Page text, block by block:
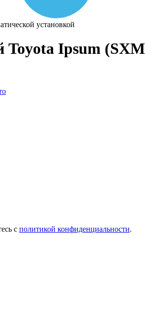
установкой
Ipsum
с политикой конфиденциальности.